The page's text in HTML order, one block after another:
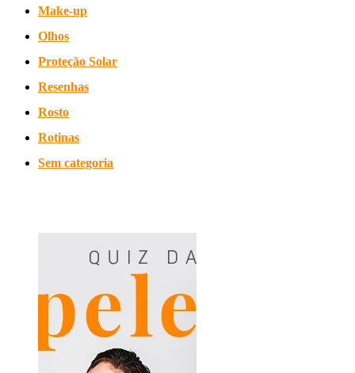
Make-up
Olhos
Proteção Solar
Resenhas
Rosto
Rotinas
Sem categoria